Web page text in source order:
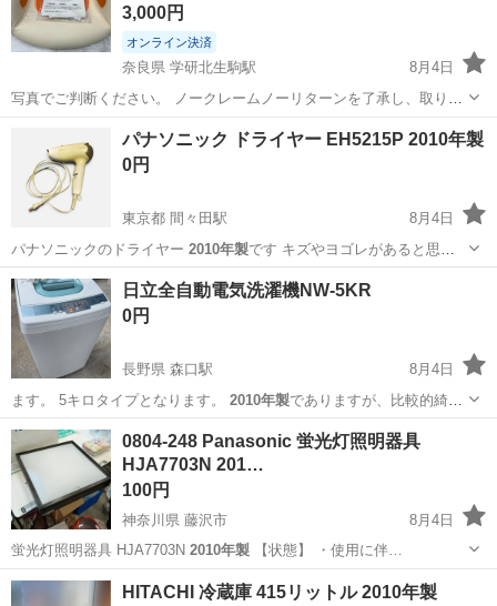
3,000円
オンライン決済
奈良県 学研北生駒駅
8月4日
写真でご判断ください。 ノークレームノーリターンを了承し、取りに
来てくれる方にお譲りします。
学研北生駒駅 マッサージ器
パナソニック ドライヤー EH5215P 2010年製
0円
東京都 間々田駅
8月4日
パナソニックのドライヤー 2010年製です キズやヨゴレがあると思い
ま…
東京 杉並区 間々田駅 美容家電
日立全自動電気洗濯機NW-5KR
0円
長野県 森口駅
8月4日
ます。 5キロタイプとなります。 2010年製でありますが、比較的綺麗
な方かと思…
長野 東筑摩郡
0804-248 Panasonic 蛍光灯照明器具
HJA7703N 201…
100円
神奈川県 藤沢市
8月4日
蛍光灯照明器具 HJA7703N 2010年製 【状態】 ・使用に伴…
神奈川 藤沢市 照明器具 蛍光灯
HITACHI 冷蔵庫 415リットル 2010年製